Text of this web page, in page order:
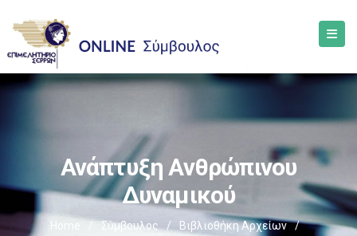
Ανάπτυξη Ανθρώπινου
Δυναμικού
/ Σύμβουλος / Βιβλιοθήκη Αρχείων
/